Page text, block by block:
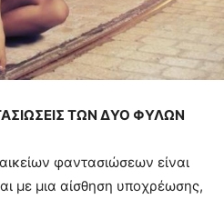
ΤΩΝ ΔΥΟ ΦΥΛΩΝ
φαντασιώσεων είναι
με μια αίσθηση υποχρέωσης,